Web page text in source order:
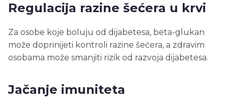
Regulacija razine šećera u krvi
Za osobe koje boluju od dijabetesa, beta-glukan
može doprinijeti kontroli razine šećera, a zdravim
osobama može smanjiti rizik od razvoja dijabetesa.
Jačanje imuniteta